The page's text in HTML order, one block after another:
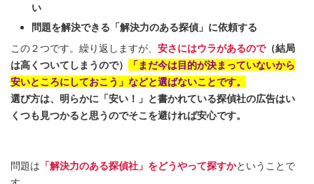
い
問題を解決できる「解決力のある探偵」に依頼する
この２つです。繰り返しますが、 安さにはウラがあるので（結局
は高くついてしまうので）
「まだ今は目的が決まっていないから
安いところにしておこう」などと選ばないことです。
選び方は、明らかに「安い！」と書かれている探偵社の広告はい
くつも見つかると思うのでそこを避ければ安心です。
問題は 「解決力のある探偵社」をどうやって探すかということで